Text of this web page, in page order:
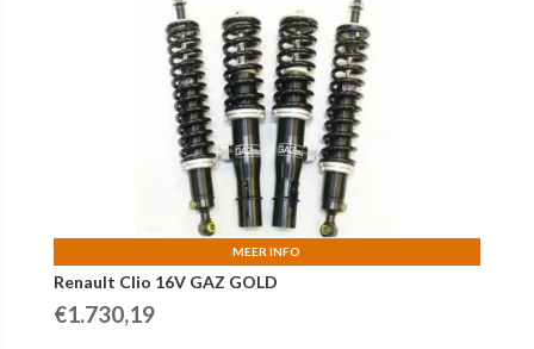
MEER INFO
Renault Clio 16V GAZ GOLD
€1.730,19